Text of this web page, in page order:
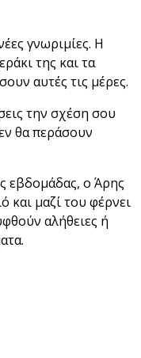
γνωριμίες. Η
της και τα
αυτές τις μέρες.
την σχέση σου
θα περάσουν
εβδομάδας, ο Άρης
και μαζί του φέρνει
αλήθειες ή